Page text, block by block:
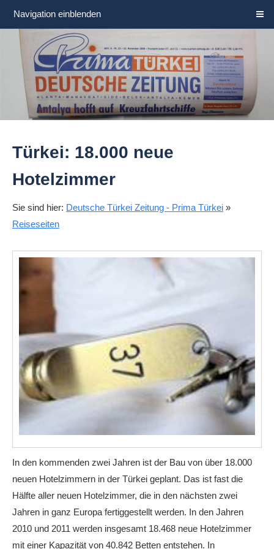
Navigation einblenden
Türkei: 18.000 neue
Hotelzimmer
Sie sind hier: Deutsche Türkei Zeitung - Prima Türkei »
Reiseseiten
In den kommenden zwei Jahren ist der Bau von über 18.000
neuen Hotelzimmern in der Türkei geplant. Das ist fast die
Hälfte aller neuen Hotelzimmer, die in den nächsten zwei
Jahren in ganz Europa fertiggestellt werden. In den Jahren
2010 und 2011 werden insgesamt 18.468 neue Hotelzimmer
mit einer Kapazität von 40.842 Betten entstehen. In